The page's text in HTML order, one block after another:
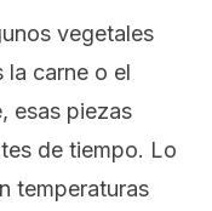
vegetales
la carne o el
esas piezas
de tiempo. Lo
temperaturas